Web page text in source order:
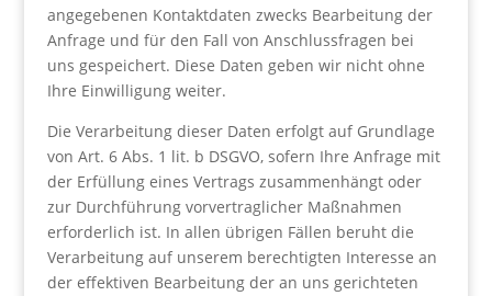
angegebenen Kontaktdaten zwecks Bearbeitung der
Anfrage und für den Fall von Anschlussfragen bei
uns gespeichert. Diese Daten geben wir nicht ohne
Ihre Einwilligung weiter.
Die Verarbeitung dieser Daten erfolgt auf Grundlage
von Art. 6 Abs. 1 lit. b DSGVO, sofern Ihre Anfrage mit
der Erfüllung eines Vertrags zusammenhängt oder
zur Durchführung vorvertraglicher Maßnahmen
erforderlich ist. In allen übrigen Fällen beruht die
Verarbeitung auf unserem berechtigten Interesse an
der effektiven Bearbeitung der an uns gerichteten